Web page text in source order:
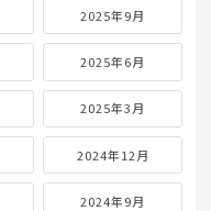
2025年9月
2025年6月
2025年3月
2024年12月
2024年9月